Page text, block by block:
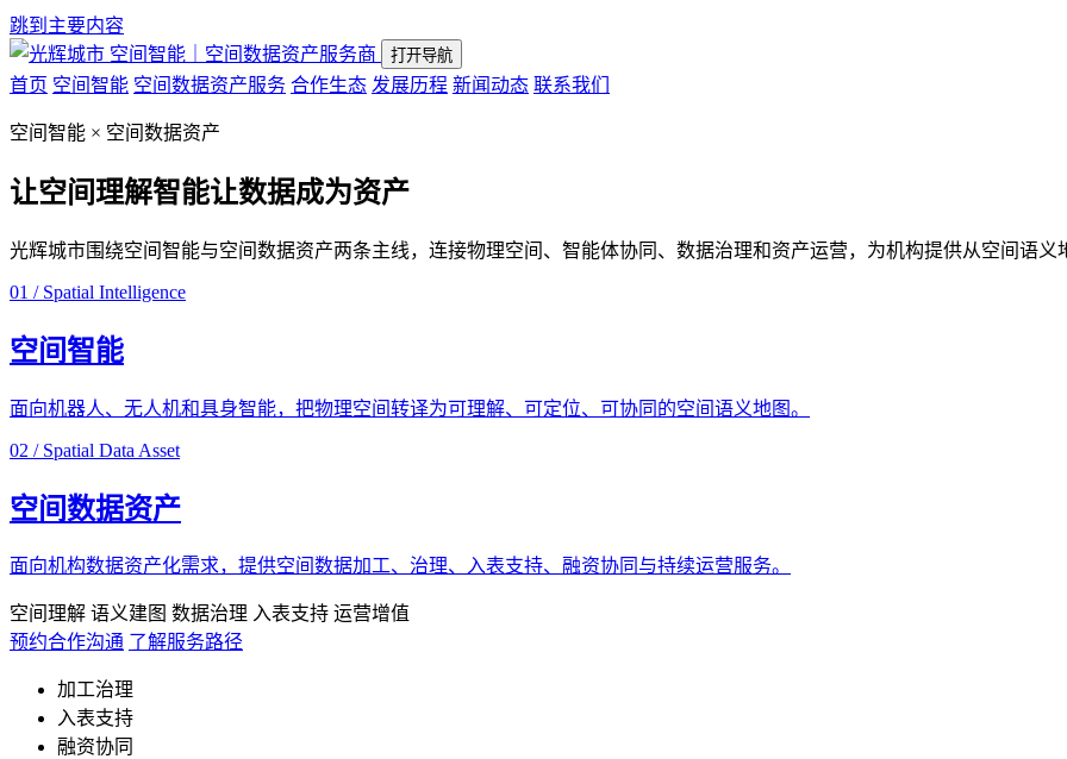
跳到主要内容
空间智能｜空间数据资产服务商
打开导航
首页 空间智能 空间数据资产服务 合作生态 发展历程 新闻动态 联系我们
空间智能 × 空间数据资产
让空间理解智能让数据成为资产
光辉城市围绕空间智能与空间数据资产两条主线，连接物理空间、智能体协同、数据治理和资产运营，为机构提供从空间语义
01 / Spatial Intelligence
空间智能
面向机器人、无人机和具身智能，把物理空间转译为可理解、可定位、可协同的空间语义地图。
02 / Spatial Data Asset
空间数据资产
面向机构数据资产化需求，提供空间数据加工、治理、入表支持、融资协同与持续运营服务。
空间理解 语义建图 数据治理 入表支持 运营增值
预约合作沟通 了解服务路径
加工治理
入表支持
融资协同